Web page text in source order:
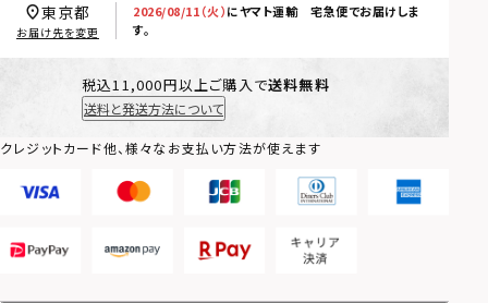
2026/08/11（火）にヤマト運輸 宅急便でお届けしま
す。
東京都
お届け先を変更
税込11,000円以上ご購入で送料無料
送料と発送方法について
クレジットカード他、様々なお支払い方法が使えます